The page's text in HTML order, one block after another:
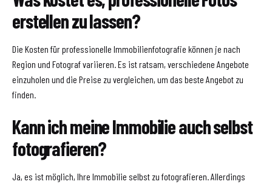
erstellen zu lassen?
Die Kosten für professionelle Immobilienfotografie können je nach
Region und Fotograf variieren. Es ist ratsam, verschiedene Angebote
einzuholen und die Preise zu vergleichen, um das beste Angebot zu
finden.
Kann ich meine Immobilie auch selbst
fotografieren?
Ja, es ist möglich, Ihre Immobilie selbst zu fotografieren. Allerdings